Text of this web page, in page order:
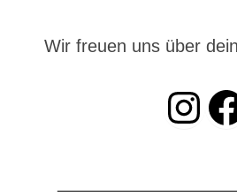
Christkindwiegen 2024
Christkindwiegen 2023
Christkindwiegen 2022
Wir freuen uns über
INSTAGRAM Facebook